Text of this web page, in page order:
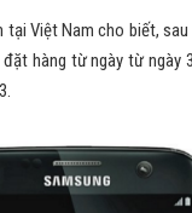
tại Việt Nam cho biết,
đặt hàng từ ngày từ ngày